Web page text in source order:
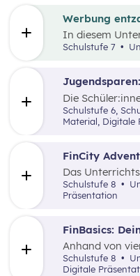
Die
eines
Material, Digitale
FinCity
Das
wichtiges
Schulstufe 8
Präsentation
Werbung
In diesem
„Werbung“
Schulstufe 7
FinBasics:
Anhand von
Schüler:innen
eines
Schulstufe 8
Digitale